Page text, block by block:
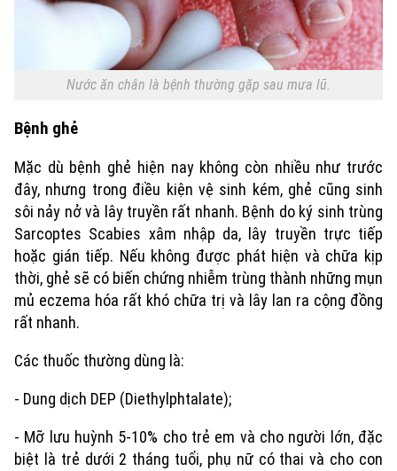
Nước ăn chân là bệnh thường gặp sau mưa lũ.
Bệnh ghẻ
Mặc dù bệnh ghẻ hiện nay không còn nhiều như trước
đây, nhưng trong điều kiện vệ sinh kém, ghẻ cũng sinh
sôi nảy nở và lây truyền rất nhanh. Bệnh do ký sinh trùng
Sarcoptes Scabies xâm nhập da, lây truyền trực tiếp
hoặc gián tiếp. Nếu không được phát hiện và chữa kịp
thời, ghẻ sẽ có biến chứng nhiễm trùng thành những mụn
mủ eczema hóa rất khó chữa trị và lây lan ra cộng đồng
rất nhanh.
Các thuốc thường dùng là:
- Dung dịch DEP (Diethylphtalate);
- Mỡ lưu huỳnh 5-10% cho trẻ em và cho người lớn, đặc
biệt là trẻ dưới 2 tháng tuổi, phụ nữ có thai và cho con